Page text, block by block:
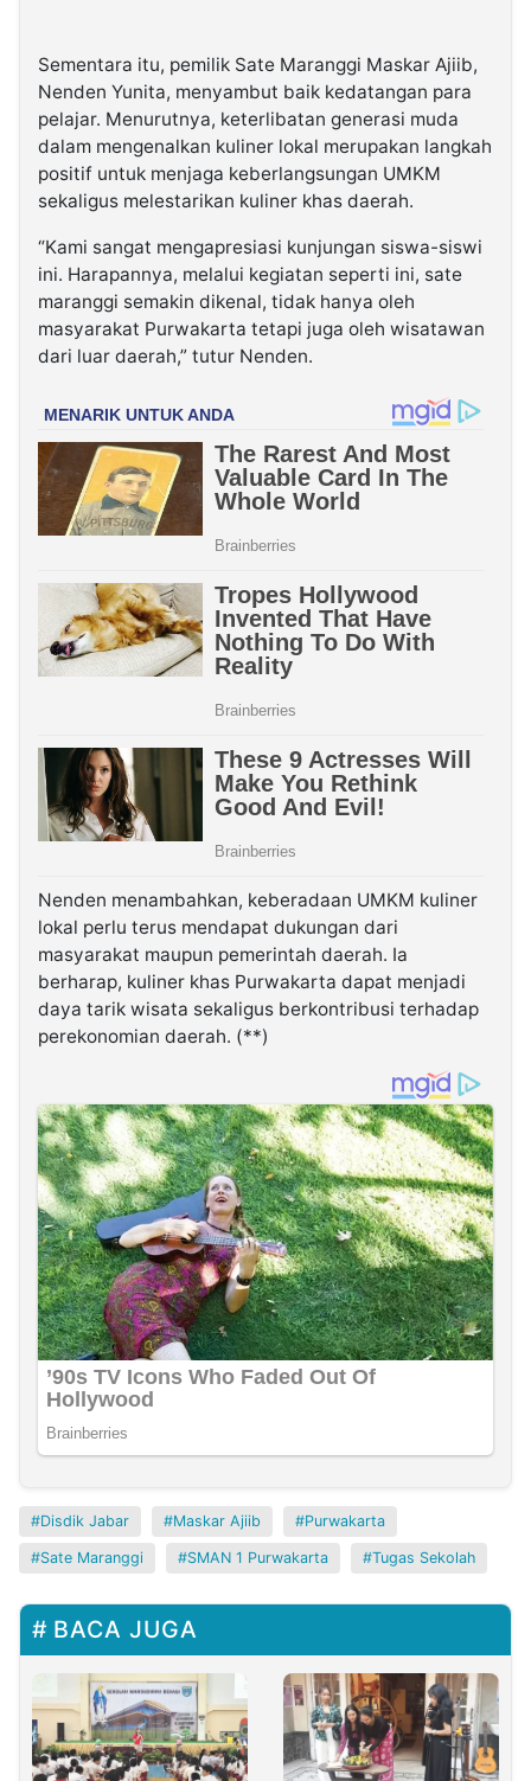
Sementara itu, pemilik Sate Maranggi Maskar Ajiib,
Nenden Yunita, menyambut baik kedatangan para
pelajar. Menurutnya, keterlibatan generasi muda
dalam mengenalkan kuliner lokal merupakan langkah
positif untuk menjaga keberlangsungan UMKM
sekaligus melestarikan kuliner khas daerah.
“Kami sangat mengapresiasi kunjungan siswa-siswi
ini. Harapannya, melalui kegiatan seperti ini, sate
maranggi semakin dikenal, tidak hanya oleh
masyarakat Purwakarta tetapi juga oleh wisatawan
dari luar daerah,” tutur Nenden.
Nenden menambahkan, keberadaan UMKM kuliner
lokal perlu terus mendapat dukungan dari
masyarakat maupun pemerintah daerah. Ia
berharap, kuliner khas Purwakarta dapat menjadi
daya tarik wisata sekaligus berkontribusi terhadap
perekonomian daerah. (**)
Disdik Jabar Maskar Ajiib Purwakarta
Sate Maranggi SMAN 1 Purwakarta Tugas Sekolah
BACA JUGA